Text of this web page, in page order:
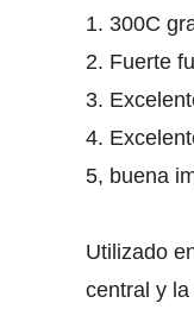
1. 300C
2. Fuerte
3.
4.
5, buena
Utilizado
central y